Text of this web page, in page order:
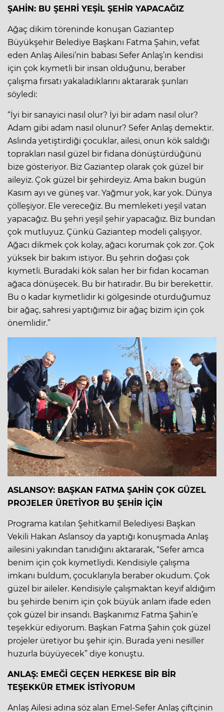
ŞAHİN: BU ŞEHRİ YEŞİL ŞEHİR YAPACAĞIZ
Ağaç dikim töreninde konuşan Gaziantep
Büyükşehir Belediye Başkanı Fatma Şahin, vefat
eden Anlaş Ailesi’nin babası Sefer Anlaş’ın kendisi
için çok kıymetli bir insan olduğunu, beraber
çalışma fırsatı yakaladıklarını aktararak şunları
söyledi:
“İyi bir sanayici nasıl olur? İyi bir adam nasıl olur?
Adam gibi adam nasıl olunur? Sefer Anlaş demektir.
Aslında yetiştirdiği çocuklar, ailesi, onun kök saldığı
toprakları nasıl güzel bir fidana dönüştürdüğünü
bize gösteriyor. Biz Gaziantep olarak çok güzel bir
aileyiz. Çok güzel bir şehirdeyiz. Ama bakın bugün
Kasım ayı ve güneş var. Yağmur yok, kar yok. Dünya
çölleşiyor. Ele vereceğiz. Bu memleketi yeşil vatan
yapacağız. Bu şehri yeşil şehir yapacağız. Biz bundan
çok mutluyuz. Çünkü Gaziantep modeli çalışıyor.
Ağacı dikmek çok kolay, ağacı korumak çok zor. Çok
yüksek bir bakım istiyor. Bu şehrin doğası çok
kıymetli. Buradaki kök salan her bir fidan kocaman
ağaca dönüşecek. Bu bir hatıradır. Bu bir berekettir.
Bu o kadar kıymetlidir ki gölgesinde oturduğumuz
bir ağaç, sahresi yaptığımız bir ağaç bizim için çok
önemlidir.”
ASLANSOY: BAŞKAN FATMA ŞAHİN ÇOK GÜZEL
PROJELER ÜRETİYOR BU ŞEHİR İÇİN
Programa katılan Şehitkamil Belediyesi Başkan
Vekili Hakan Aslansoy da yaptığı konuşmada Anlaş
ailesini yakından tanıdığını aktararak, “Sefer amca
benim için çok kıymetliydi. Kendisiyle çalışma
imkanı buldum, çocuklarıyla beraber okudum. Çok
güzel bir aileler. Kendisiyle çalışmaktan keyif aldığım
bu şehirde benim için çok büyük anlam ifade eden
çok güzel bir insandı. Başkanımız Fatma Şahin’e
teşekkür ediyorum. Başkan Fatma Şahin çok güzel
projeler üretiyor bu şehir için. Burada yeni nesiller
huzurla büyüyecek” diye konuştu.
ANLAŞ: EMEĞİ GEÇEN HERKESE BİR BİR
TEŞEKKÜR ETMEK İSTİYORUM
Anlaş Ailesi adına söz alan Emel-Sefer Anlaş çiftçinin